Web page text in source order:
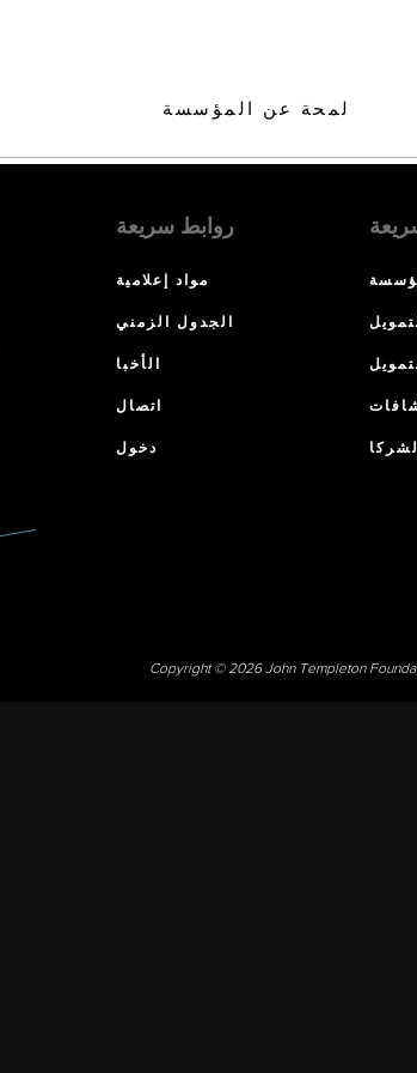
لمحة عن المؤسسة
روابط سريعة
مواد إعلامية
الجدول الزمني
الأخبا
اتصال
دخول
Copyright © 2026 John Templeton